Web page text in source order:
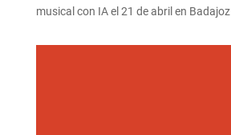
musical con IA el 21 de abril en Badajoz